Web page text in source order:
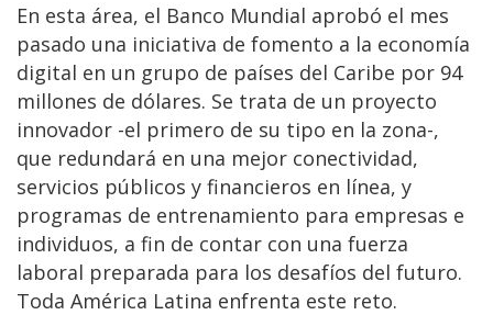
En esta área, el Banco Mundial aprobó el mes
pasado una iniciativa de fomento a la economía
digital en un grupo de países del Caribe por 94
millones de dólares. Se trata de un proyecto
innovador -el primero de su tipo en la zona-,
que redundará en una mejor conectividad,
servicios públicos y financieros en línea, y
programas de entrenamiento para empresas e
individuos, a fin de contar con una fuerza
laboral preparada para los desafíos del futuro.
Toda América Latina enfrenta este reto.